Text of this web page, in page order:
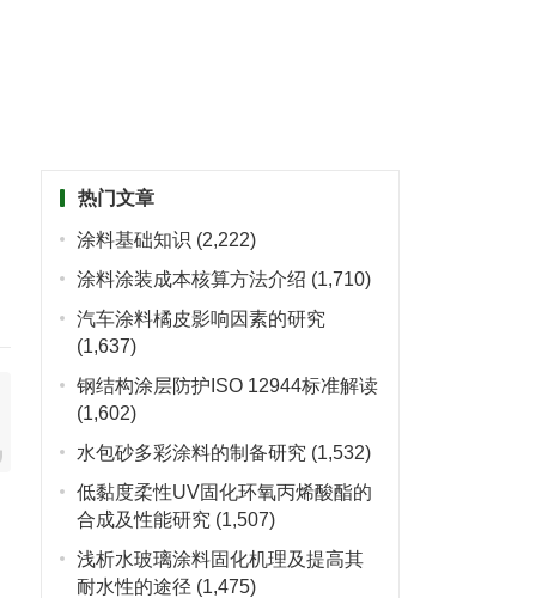
热门文章
涂料基础知识 (2,222)
涂料涂装成本核算方法介绍 (1,710)
汽车涂料橘皮影响因素的研究
(1,637)
钢结构涂层防护ISO 12944标准解读
(1,602)
水包砂多彩涂料的制备研究 (1,532)
低黏度柔性UV固化环氧丙烯酸酯的
合成及性能研究 (1,507)
浅析水玻璃涂料固化机理及提高其
耐水性的途径 (1,475)